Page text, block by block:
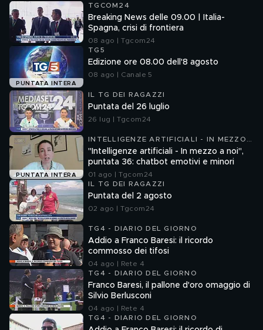
TGCOM24
Breaking News delle 09.00 | Italia-
Spagna, crisi di frontiera
08 ago | Tgcom24
PUNTATA INTERA
TG5
Edizione ore 08.00 dell'8 agosto
08 ago | Canale 5
IL TG DEI RAGAZZI
Puntata del 26 luglio
26 lug | Tgcom24
PUNTATA INTERA
INTELLIGENZE ARTIFICIALI - IN MEZZO
A NOI
"Intelligenze artificiali - In mezzo a noi",
puntata 36: chatbot emotivi e minori
01 ago | Tgcom24
IL TG DEI RAGAZZI
Puntata del 2 agosto
02 ago | Tgcom24
TG4 - DIARIO DEL GIORNO
Addio a Franco Baresi: il ricordo
commosso dei tifosi
04 ago | Rete 4
TG4 - DIARIO DEL GIORNO
Franco Baresi, il pallone d'oro omaggio di
Silvio Berlusconi
04 ago | Rete 4
TG4 - DIARIO DEL GIORNO